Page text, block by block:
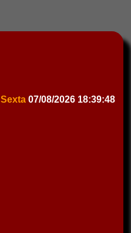
Sexta 07/08/2026 18:39:48